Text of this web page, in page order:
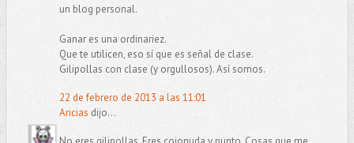
un blog personal.
Ganar es una ordinariez.
Que te utilicen, eso sí que es señal de clase.
Gilipollas con clase (y orgullosos). Así somos.
22 de febrero de 2013 a las 11:01
Aricias dijo...